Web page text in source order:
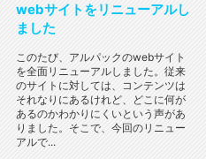
webサイトをリニューアルし
ました
このたび、アルパックのwebサイト
を全面リニューアルしました。従来
のサイトに対しては、コンテンツは
それなりにあるけれど、どこに何が
あるのかわかりにくいという声があ
りました。そこで、今回のリニュー
アルで...